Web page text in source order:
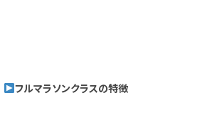
フルマラソンクラスの特徴